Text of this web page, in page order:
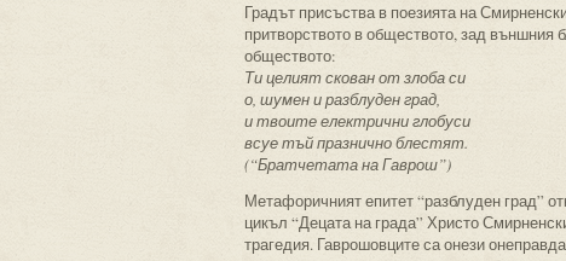
Градът присъства в поезията на
притворството в обществото, зад външния
обществото:
Ти целият скован от злоба си
о, шумен и разблуден град,
и твоите електрични глобуси
всуе тъй празнично блестят.
(“Братчетата на Гаврош”)
Метафоричният епитет “разблуден град”
цикъл “Децата на града” Христо
трагедия. Гаврошовците са онези